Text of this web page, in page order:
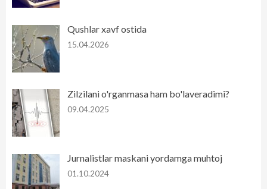
Qushlar xavf ostida
15.04.2026
Zilzilani o'rganmasa ham bo'laveradimi?
09.04.2025
Jurnalistlar maskani yordamga muhtoj
01.10.2024